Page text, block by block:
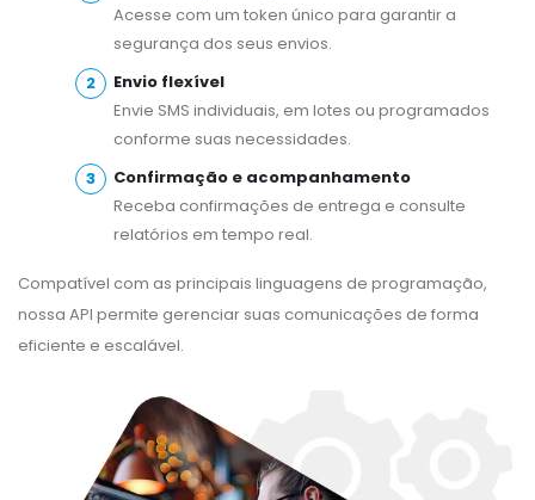
Acesse com um token único para garantir a
segurança dos seus envios.
Envio flexível
Envie SMS individuais, em lotes ou programados
conforme suas necessidades.
Confirmação e acompanhamento
Receba confirmações de entrega e consulte
relatórios em tempo real.
Compatível com as principais linguagens de programação,
nossa API permite gerenciar suas comunicações de forma
eficiente e escalável.